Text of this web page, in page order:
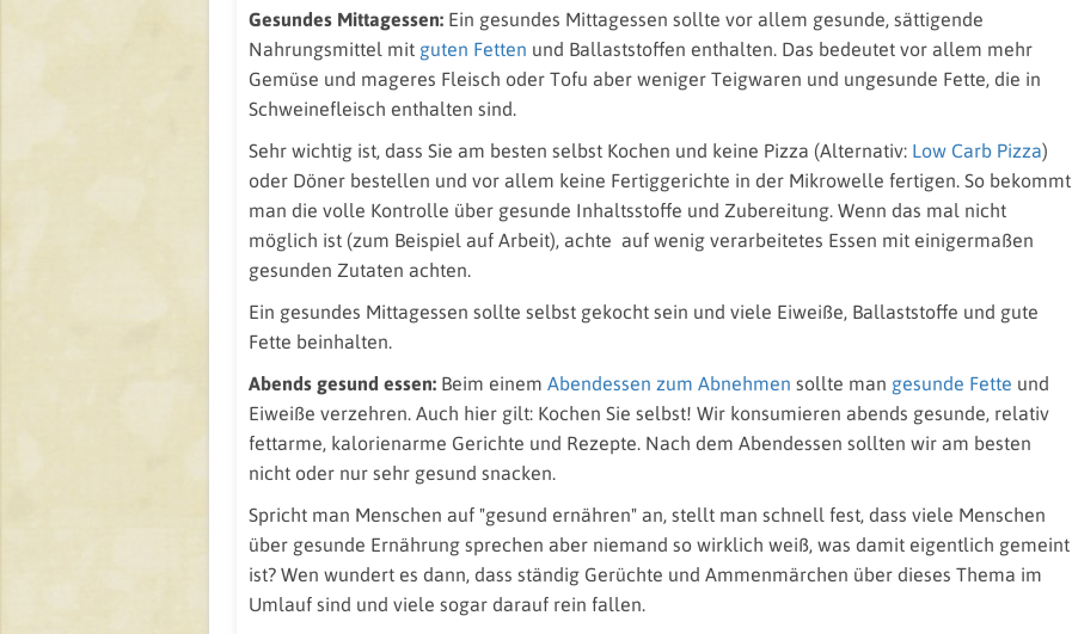
Gesundes Mittagessen: Ein gesundes Mittagessen sollte vor allem gesunde, sättigende
Nahrungsmittel mit guten Fetten und Ballaststoffen enthalten. Das bedeutet vor allem mehr
Gemüse und mageres Fleisch oder Tofu aber weniger Teigwaren und ungesunde Fette, die in
Schweinefleisch enthalten sind.
Sehr wichtig ist, dass Sie am besten selbst Kochen und keine Pizza (Alternativ: Low Carb Pizza)
oder Döner bestellen und vor allem keine Fertiggerichte in der Mikrowelle fertigen. So bekommt
man die volle Kontrolle über gesunde Inhaltsstoffe und Zubereitung. Wenn das mal nicht
möglich ist (zum Beispiel auf Arbeit), achte auf wenig verarbeitetes Essen mit einigermaßen
gesunden Zutaten achten.
Ein gesundes Mittagessen sollte selbst gekocht sein und viele Eiweiße, Ballaststoffe und gute
Fette beinhalten.
Abends gesund essen: Beim einem Abendessen zum Abnehmen sollte man gesunde Fette und
Eiweiße verzehren. Auch hier gilt: Kochen Sie selbst! Wir konsumieren abends gesunde, relativ
fettarme, kalorienarme Gerichte und Rezepte. Nach dem Abendessen sollten wir am besten
nicht oder nur sehr gesund snacken.
Spricht man Menschen auf "gesund ernähren" an, stellt man schnell fest, dass viele Menschen
über gesunde Ernährung sprechen aber niemand so wirklich weiß, was damit eigentlich gemeint
ist? Wen wundert es dann, dass ständig Gerüchte und Ammenmärchen über dieses Thema im
Umlauf sind und viele sogar darauf rein fallen.